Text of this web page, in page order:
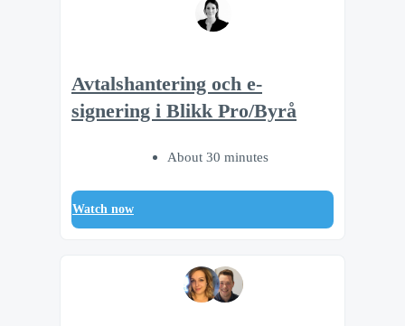
Avtalshantering och e-
signering i Blikk Pro/Byrå
About 30 minutes
Watch now